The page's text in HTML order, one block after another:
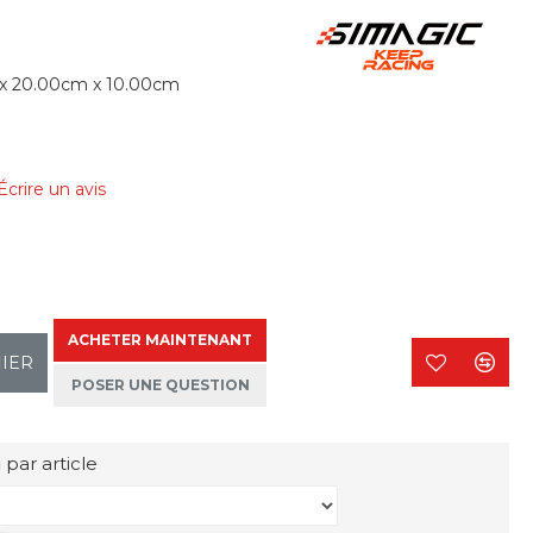
20.00cm x 10.00cm
Écrire un avis
ACHETER MAINTENANT
POSER UNE QUESTION
par article